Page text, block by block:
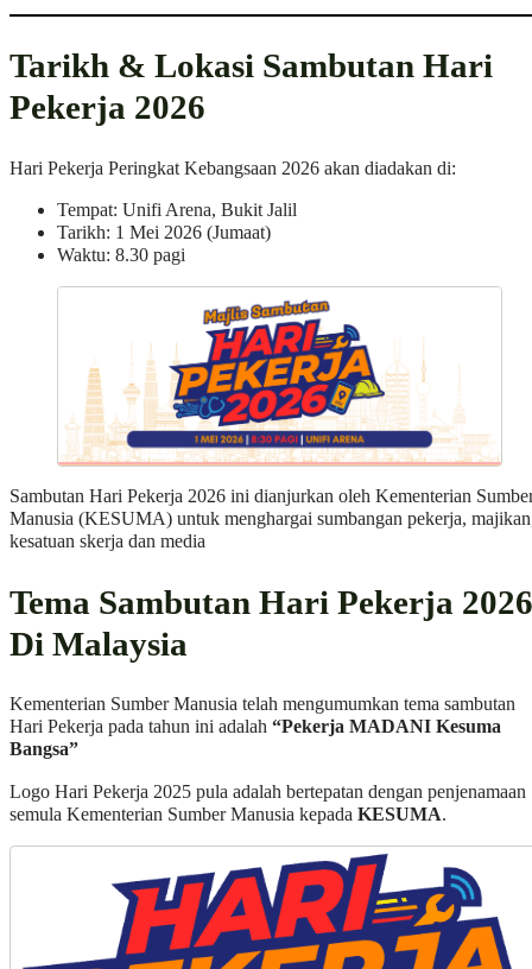
Tarikh & Lokasi Sambutan Hari
Pekerja 2026
Hari Pekerja Peringkat Kebangsaan 2026 akan diadakan di:
Tempat: Unifi Arena, Bukit Jalil
Tarikh: 1 Mei 2026 (Jumaat)
Waktu: 8.30 pagi
Sambutan Hari Pekerja 2026 ini dianjurkan oleh Kementerian
Manusia (KESUMA) untuk menghargai sumbangan pekerja,
kesatuan skerja dan media
Tema Sambutan Hari Pekerja 2026
Di Malaysia
Kementerian Sumber Manusia telah mengumumkan tema sambutan
Hari Pekerja pada tahun ini adalah “Pekerja MADANI Kesuma
Bangsa”
Logo Hari Pekerja 2025 pula adalah bertepatan dengan penjenamaan
semula Kementerian Sumber Manusia kepada KESUMA.